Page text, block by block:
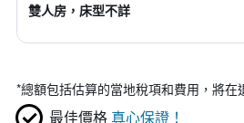
雙人房，床型不詳
*總額包括估算的當地稅項和費用，將在
最佳價格 真心保證！